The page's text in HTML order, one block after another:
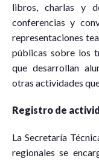
libros, charlas y
conferencias y
representaciones
públicas sobre los
que desarrollan
otras actividades
Registro de
La Secretaría
regionales se